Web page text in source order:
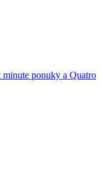
ponuky a Quatro